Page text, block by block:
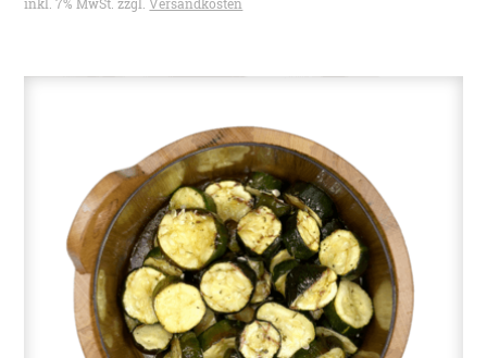
inkl. 7% MwSt. zzgl.Versandkosten